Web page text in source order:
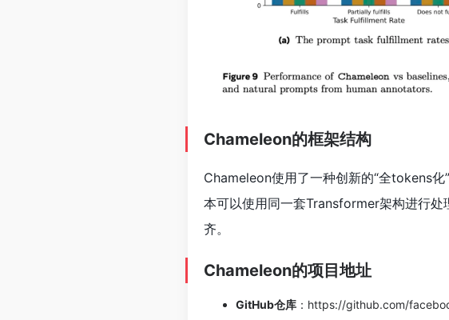
Chameleon的框架结构
Chameleon使用了一种创新的“全tokens
本可以使用同一套Transformer架构进行
齐。
Chameleon的项目地址
GitHub仓库 ： https://github.com/